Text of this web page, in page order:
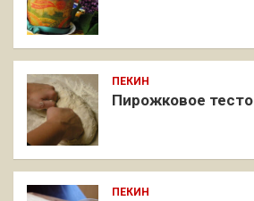
ПЕКИН
Пирожковое тесто
ПЕКИН